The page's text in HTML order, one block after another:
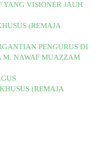
VISIONER JAUH
(REMAJA
PENGURUS DI
M. NAWAF MUAZZAM
(REMAJA